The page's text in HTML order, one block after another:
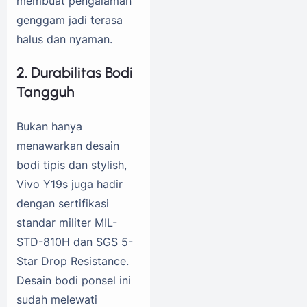
genggam jadi terasa
halus dan nyaman.
2. Durabilitas Bodi
Tangguh
Bukan hanya
menawarkan desain
bodi tipis dan stylish,
Vivo Y19s juga hadir
dengan sertifikasi
standar militer MIL-
STD-810H dan SGS 5-
Star Drop Resistance.
Desain bodi ponsel ini
sudah melewati